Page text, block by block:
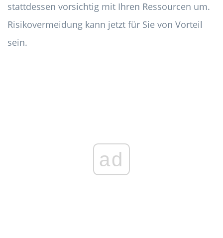
stattdessen vorsichtig mit Ihren Ressourcen um.
Risikovermeidung kann jetzt für Sie von Vorteil
sein.
ad